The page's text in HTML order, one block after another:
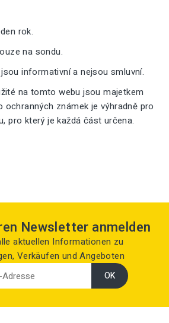
rok.
na sondu.
informativní a nejsou smluvní.
na tomto webu jsou majetkem
známek je výhradně pro
pro který je každá část určena.
Newsletter anmelden
aktuellen Informationen zu
Verkäufen und Angeboten